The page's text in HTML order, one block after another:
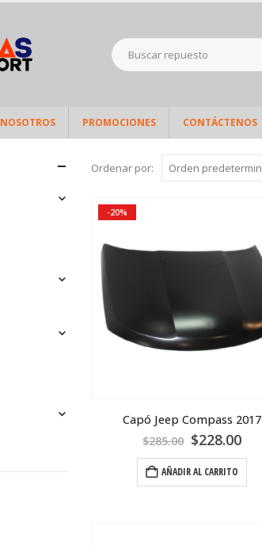
NOSOTROS PROMOCIONES CONTÁCTENOS
Ordenar por:
-20%
Capó Jeep Compass 2017
$285.00 $228.00
AÑADIR AL CARRITO